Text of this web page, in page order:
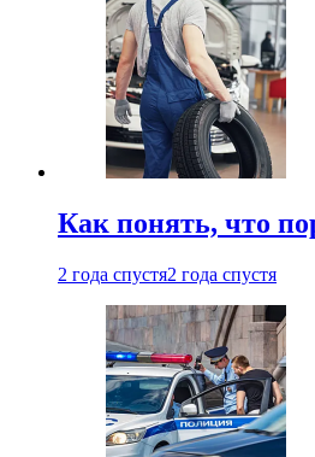
Как понять, что
2 года спустя2 года спустя